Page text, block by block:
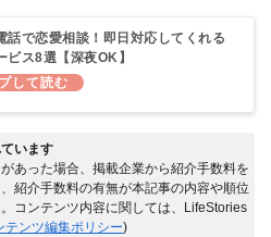
話で恋愛相談！即日対応してくれる
ビス8選【深夜OK】
います
あった場合、掲載企業から紹介手数料を
紹介手数料の有無が本記事の内容や順位
コンテンツ内容に関しては、LifeStories
テンツ編集ポリシー)